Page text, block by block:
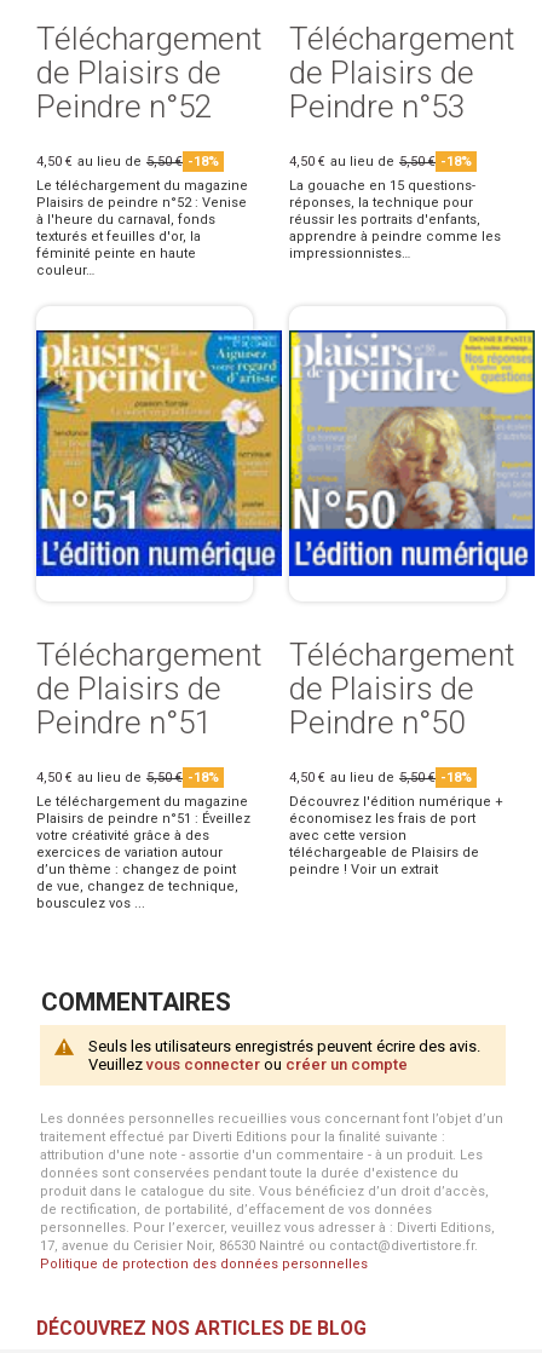
Téléchargement
de Plaisirs de
Peindre n°52
4,50 € au lieu de 5,50 € -18%
Le téléchargement du magazine
Plaisirs de peindre n°52 : Venise
à l'heure du carnaval, fonds
texturés et feuilles d'or, la
féminité peinte en haute
couleur…
Téléchargement
de Plaisirs de
Peindre n°53
4,50 € au lieu de 5,50 € -18%
La gouache en 15 questions-
réponses, la technique pour
réussir les portraits d'enfants,
apprendre à peindre comme les
impressionnistes…
Téléchargement
de Plaisirs de
Peindre n°51
4,50 € au lieu de 5,50 € -18%
Le téléchargement du magazine
Plaisirs de peindre n°51 : Éveillez
votre créativité grâce à des
exercices de variation autour
d’un thème : changez de point
de vue, changez de technique,
bousculez vos ...
Téléchargement
de Plaisirs de
Peindre n°50
4,50 € au lieu de 5,50 € -18%
Découvrez l'édition numérique +
économisez les frais de port
avec cette version
téléchargeable de Plaisirs de
peindre ! Voir un extrait
COMMENTAIRES
Seuls les utilisateurs enregistrés peuvent écrire des avis.
Veuillezvous connecter ou créer un compte
Les données personnelles recueillies vous concernant font l’objet d’un
traitement effectué par Diverti Editions pour la finalité suivante :
attribution d'une note - assortie d'un commentaire - à un produit. Les
données sont conservées pendant toute la durée d'existence du
produit dans le catalogue du site. Vous bénéficiez d’un droit d’accès,
de rectification, de portabilité, d’effacement de vos données
personnelles. Pour l’exercer, veuillez vous adresser à : Diverti Editions,
17, avenue du Cerisier Noir, 86530 Naintré ou contact@divertistore.fr.
Politique de protection des données personnelles
DÉCOUVREZ NOS ARTICLES DE BLOG